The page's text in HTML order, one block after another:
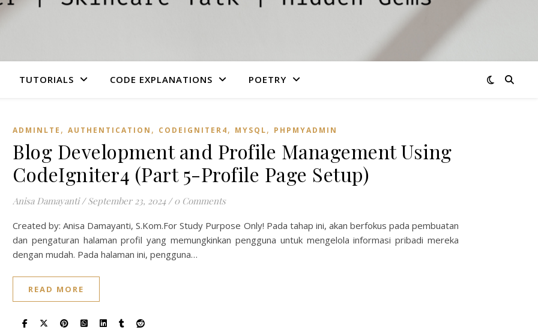
TUTORIALS CODE EXPLANATIONS POETRY
ADMINLTE , AUTHENTICATION , CODEIGNITER4, MYSQL, PHPMYADMIN
Blog Development and Profile Management Using
CodeIgniter4 (Part 5-Profile Page Setup)
Anisa Damayanti / September 23, 2024 / 0 Comments
Created by: Anisa Damayanti, S.Kom.For Study Purpose Only! Pada tahap ini, akan berfokus pada pembuatan
dan pengaturan halaman profil yang memungkinkan pengguna untuk mengelola informasi pribadi mereka
dengan mudah. Pada halaman ini, pengguna…
READ MORE